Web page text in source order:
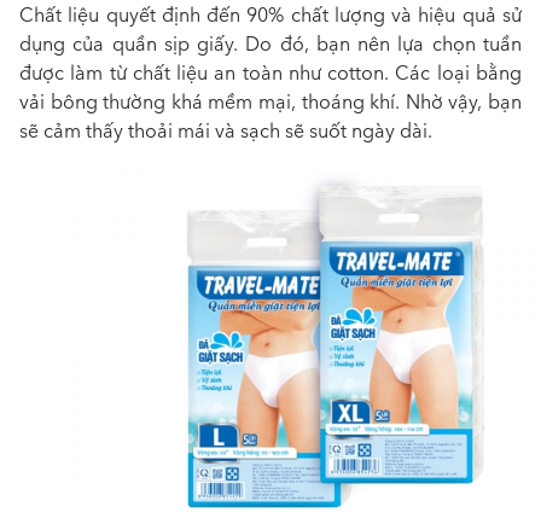
Chất liệu quyết định đến 90% chất lượng và hiệu quả sử
dụng của quần sịp giấy. Do đó, bạn nên lựa chọn tuần
được làm từ chất liệu an toàn như cotton. Các loại bằng
vải bông thường khá mềm mại, thoáng khí. Nhờ vậy, bạn
sẽ cảm thấy thoải mái và sạch sẽ suốt ngày dài.